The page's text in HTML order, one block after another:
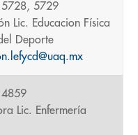
5729
Lic. Educacion Física
Deporte
Lic. Enfermería